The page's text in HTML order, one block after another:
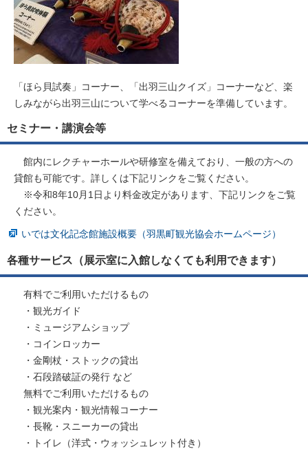
「ほら貝試奏」コーナー、「出羽三山クイズ」コーナーなど、楽
しみながら出羽三山について学べるコーナーを準備しています。
セミナー・講演会等
館内にレクチャーホールや研修室を備えており、一般の方への
貸館も可能です。詳しくは下記リンクをご覧ください。
※令和8年10月1日より料金改定があります、下記リンクをご覧
ください。
いでは文化記念館施設概要（羽黒町観光協会ホームページ）
各種サービス（展示室に入館しなくても利用できます）
有料でご利用いただけるもの
・観光ガイド
・ミュージアムショップ
・コインロッカー
・金剛杖・ストックの貸出
・石段踏破証の発行 など
無料でご利用いただけるもの
・観光案内・観光情報コーナー
・長靴・スニーカーの貸出
・トイレ（洋式・ウォッシュレット付き）